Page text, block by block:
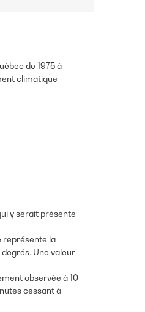
de 1975 à
climatique
y serait présente
représente la
Une valeur
observée à 10
cessant à